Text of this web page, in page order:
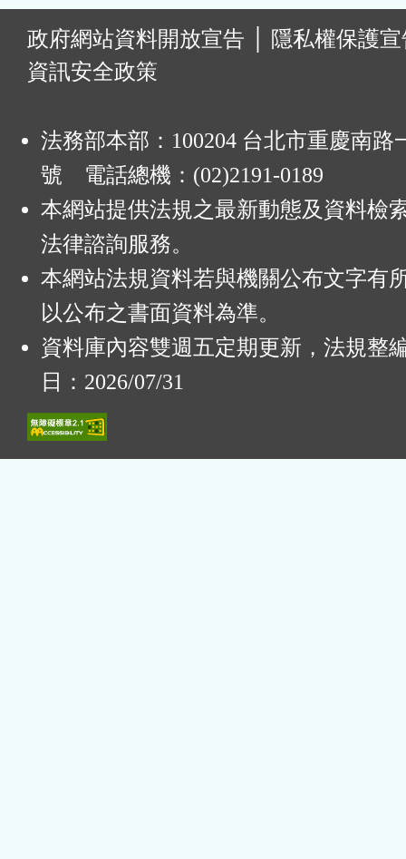
政府網站資料開放宣告
隱私權保護
資訊安全政策
法務部本部：100204 台北市重慶南路
號 電話總機：(02)2191-0189
本網站提供法規之最新動態及資料檢
法律諮詢服務。
本網站法規資料若與機關公布文字有
以公布之書面資料為準。
資料庫內容雙週五定期更新，法規整
日：2026/07/31